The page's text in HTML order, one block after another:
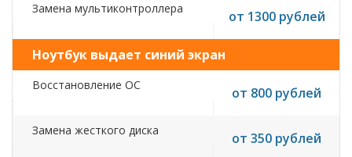
Замена мультиконтроллера от 1300 рублей
Ноутбук выдает синий экран
Восстановление ОС от 800 рублей
Замена жесткого диска от 350 рублей